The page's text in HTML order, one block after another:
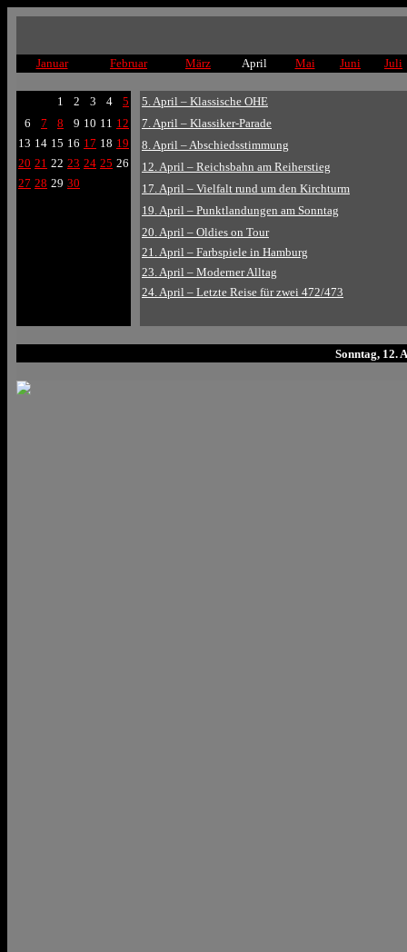
Januar Februar März April Mai Juni Juli
1 2 3 4
5
6
7 8 9 10 11 12
13 14 15 16 17 18 19
20 21 22 23 24 25 26
27 28 29 30
5. April – Klassische OHE
7. April – Klassiker-Parade
8. April – Abschiedsstimmung
12. April – Reichsbahn am Reiherstieg
17. April – Vielfalt rund um den Kirchturm
19. April – Punktlandungen am Sonntag
20. April – Oldies on Tour
21. April – Farbspiele in Hamburg
23. April – Moderner Alltag
24. April – Letzte Reise für zwei 472/473
Sonntag, 12.